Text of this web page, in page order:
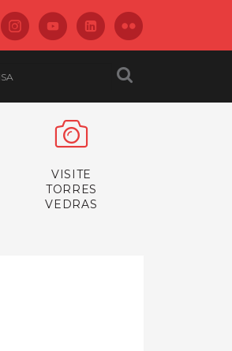
VISITE
TORRES
VEDRAS